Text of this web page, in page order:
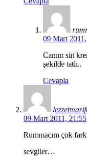
09 Mart
Canım süt
şekilde tatlı..
Cevapla
09 Mart 2011, 21:55
Rummacım çok
sevgiler…